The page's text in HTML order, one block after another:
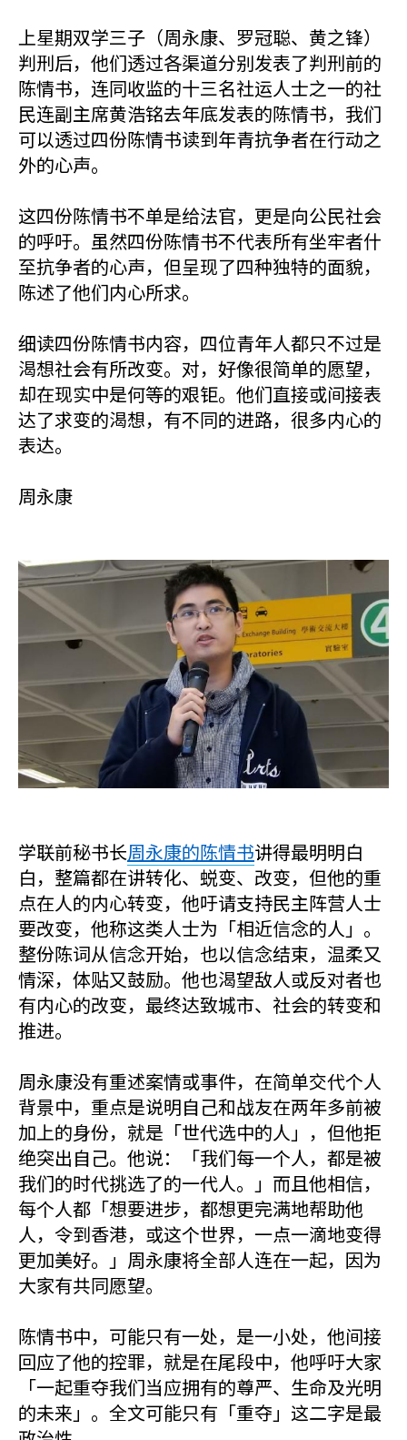
上星期双学三子（周永康、罗冠聪、黄之锋）
判刑后，他们透过各渠道分别发表了判刑前的
陈情书，连同收监的十三名社运人士之一的社
民连副主席黄浩铭去年底发表的陈情书，我们
可以透过四份陈情书读到年青抗争者在行动之
外的心声。
这四份陈情书不单是给法官，更是向公民社会
的呼吁。虽然四份陈情书不代表所有坐牢者什
至抗争者的心声，但呈现了四种独特的面貌，
陈述了他们内心所求。
细读四份陈情书内容，四位青年人都只不过是
渴想社会有所改变。对，好像很简单的愿望，
却在现实中是何等的艰钜。他们直接或间接表
达了求变的渴想，有不同的进路，很多内心的
表达。
周永康
学联前秘书长周永康的陈情书讲得最明明白
白，整篇都在讲转化、蜕变、改变，但他的重
点在人的内心转变，他吁请支持民主阵营人士
要改变，他称这类人士为「相近信念的人」。
整份陈词从信念开始，也以信念结束，温柔又
情深，体贴又鼓励。他也渴望敌人或反对者也
有内心的改变，最终达致城市、社会的转变和
推进。
周永康没有重述案情或事件，在简单交代个人
背景中，重点是说明自己和战友在两年多前被
加上的身份，就是「世代选中的人」，但他拒
绝突出自己。他说：「我们每一个人，都是被
我们的时代挑选了的一代人。」而且他相信，
每个人都「想要进步，都想更完满地帮助他
人，令到香港，或这个世界，一点一滴地变得
更加美好。」周永康将全部人连在一起，因为
大家有共同愿望。
陈情书中，可能只有一处，是一小处，他间接
回应了他的控罪，就是在尾段中，他呼吁大家
「一起重夺我们当应拥有的尊严、生命及光明
的未来」。全文可能只有「重夺」这二字是最